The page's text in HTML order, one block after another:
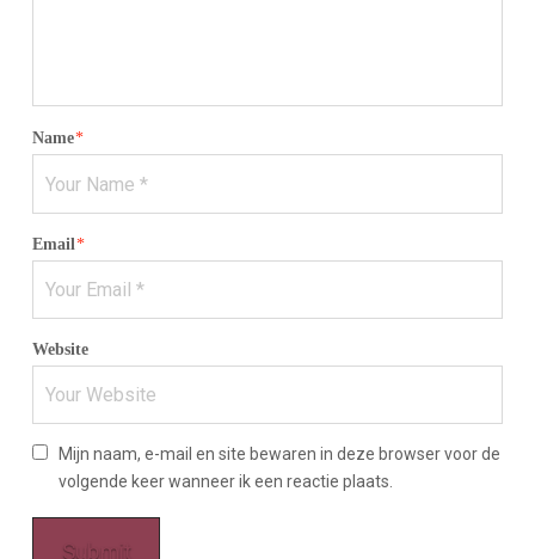
Name*
Email*
Website
Mijn naam, e-mail en site bewaren in deze browser voor de
volgende keer wanneer ik een reactie plaats.